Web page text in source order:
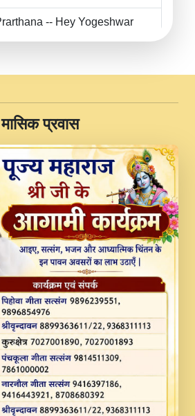
-- Hey Yogeshwar
Ji Maharaj.mp3
AAP BULAVE by Rasik
19 Sankirtan At VEER JI
CHANNEL.mp3
Bhawan Sajaya Mata
Mata Rani Bhajan By
Ji.mp3
VICH KANTH KALER
DEVOTIONAL SONG 2017
Hai Bindu Ji Maharaj Pad - A
Shri Indresh Ji
Ki Kirpa Best Devotional
Vichitra.mp3
​मासिक प्रवास